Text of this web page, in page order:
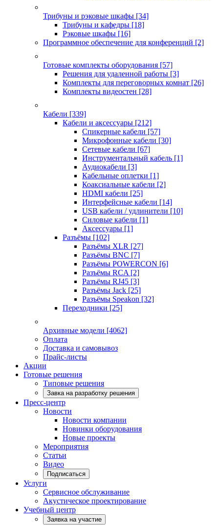
Трибуны и рэковые шкафы [34]
Трибуны и кафедры [18]
Рэковые шкафы [16]
Программное обеспечение для конференций [2]
Готовые комплекты оборудования [57]
Решения для удаленной работы [3]
Комплекты для переговорных комнат [26]
Комплекты видеостен [28]
Кабели [339]
Кабели и аксессуары [212]
Спикерные кабели [57]
Микрофонные кабели [30]
Сетевые кабели [67]
Инструментальный кабель [1]
Аудиокабели [3]
Кабельные оплетки [1]
Коаксиальные кабели [2]
HDMI кабели [25]
Интерфейсные кабели [14]
USB кабели / удлинители [10]
Силовые кабели [1]
Аксессуары [1]
Разъёмы [102]
Разъёмы XLR [27]
Разъёмы BNC [7]
Разъёмы POWERCON [6]
Разъёмы RCA [2]
Разъёмы RJ45 [3]
Разъёмы Jack [25]
Разъёмы Speakon [32]
Переходники [25]
Архивные модели [4062]
Оплата
Доставка и самовывоз
Прайс-листы
Акции
Готовые решения
Типовые решения
Завка на разработку решения
Пресс-центр
Новости
Новости компании
Новинки оборудования
Новые проекты
Мероприятия
Статьи
Видео
Подписаться
Услуги
Сервисное обслуживание
Акустическое проектирование
Учебный центр
Заявка на участие